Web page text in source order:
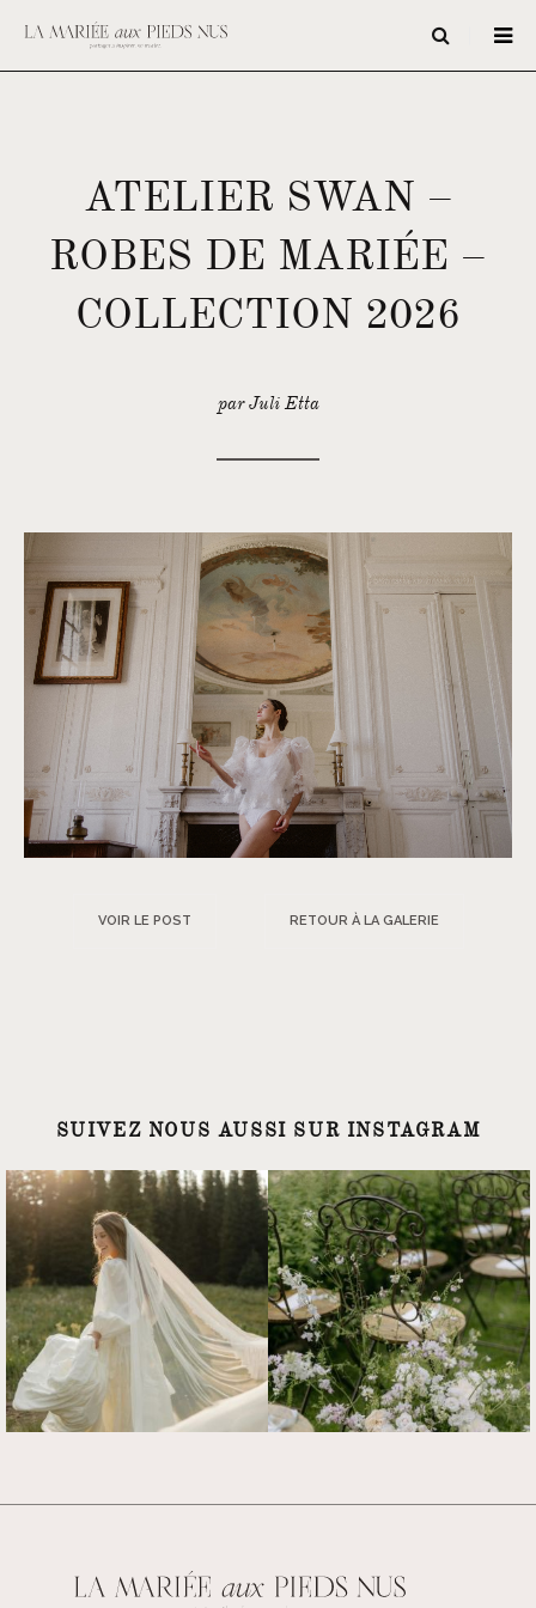
ATELIER SWAN –
ROBES DE MARIÉE –
COLLECTION 2026
par Juli Etta
VOIR LE POST RETOUR À LA GALERIE
SUIVEZ NOUS AUSSI SUR INSTAGRAM